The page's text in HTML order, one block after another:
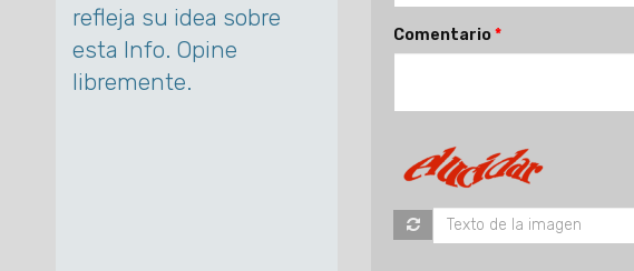
refleja su idea sobre
esta Info. Opine
libremente.
Comentario